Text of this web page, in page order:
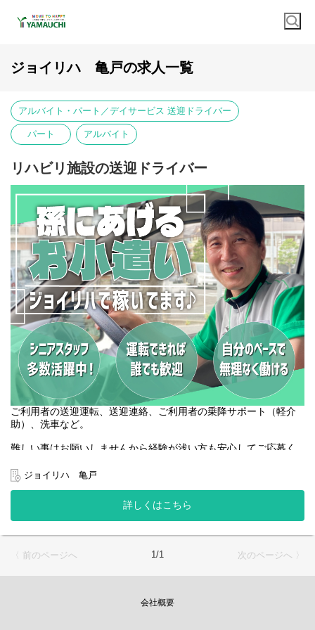
ジョイリハ 亀戸の求人一覧
アルバイト・パート／デイサービス 送迎ドライバー
パート アルバイト
リハビリ施設の送迎ドライバー
ご利用者の送迎運転、送迎連絡、ご利用者の乗降サポート（軽介
助）、洗車など。
難しい事はお願いしませんから経験が浅い方も安心してご応募く
あたたかい雰囲気と人間関係の良さがジョイリハの魅力です◎
50代・60代の中高年・シニアスタッフも活躍中！
身体に無理なく働いています♪
ジョイリハ 亀戸
詳しくはこちら
〈 前のページへ 1/1 次のページへ 〉
会社概要